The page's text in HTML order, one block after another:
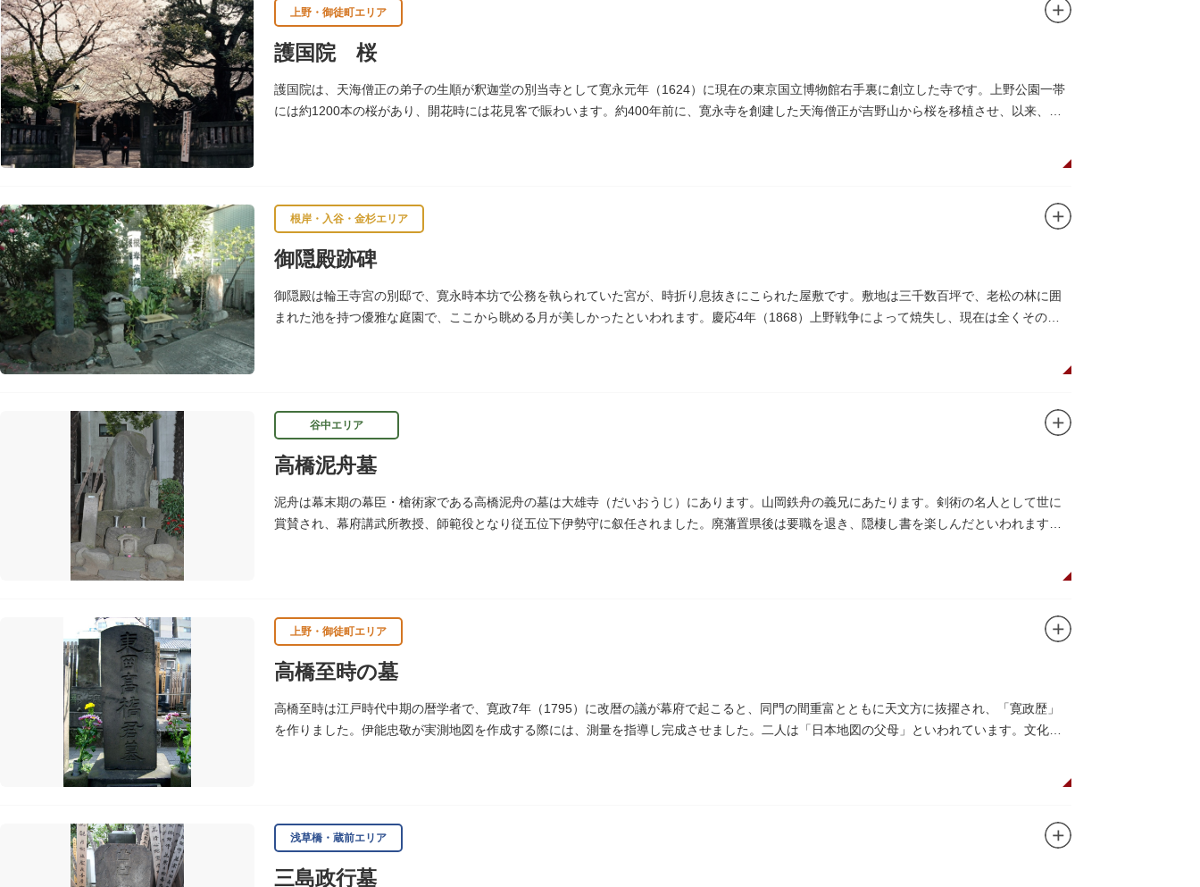
上野・御徒町エリア
護国院 桜
護国院は、天海僧正の弟子の生順が釈迦堂の別当寺として寛永元年（1624）に現在の東京国立博物館右手裏に創立した寺です。上野公園一帯
には約1200本の桜があり、開花時には花見客で賑わいます。約400年前に、寛永寺を創建した天海僧正が吉野山から桜を移植させ、以来、江
根岸・入谷・金杉エリア
御隠殿跡碑
御隠殿は輪王寺宮の別邸で、寛永時本坊で公務を執られていた宮が、時折り息抜きにこられた屋敷です。敷地は三千数百坪で、老松の林に囲
まれた池を持つ優雅な庭園で、ここから眺める月が美しかったといわれます。慶応4年（1868）上野戦争によって焼失し、現在は全くその跡
谷中エリア
高橋泥舟墓
泥舟は幕末期の幕臣・槍術家である高橋泥舟の墓は大雄寺（だいおうじ）にあります。山岡鉄舟の義兄にあたります。剣術の名人として世に
賞賛され、幕府講武所教授、師範役となり従五位下伊勢守に叙任されました。廃藩置県後は要職を退き、隠棲し書を楽しんだといわれます。
上野・御徒町エリア
高橋至時の墓
高橋至時は江戸時代中期の暦学者で、寛政7年（1795）に改暦の議が幕府で起こると、同門の間重富とともに天文方に抜擢され、「寛政歴」
を作りました。伊能忠敬が実測地図を作成する際には、測量を指導し完成させました。二人は「日本地図の父母」といわれています。文化元
浅草橋・蔵前エリア
三島政行墓